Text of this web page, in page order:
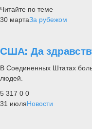
Читайте по теме
30 мартаЗа рубежом
США: Да
В Соединенных Штатах
людей.
5 317 0 0
31 июляНовости